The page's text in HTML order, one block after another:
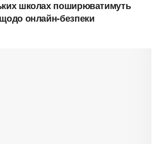
школах поширюватимуть
онлайн-безпеки